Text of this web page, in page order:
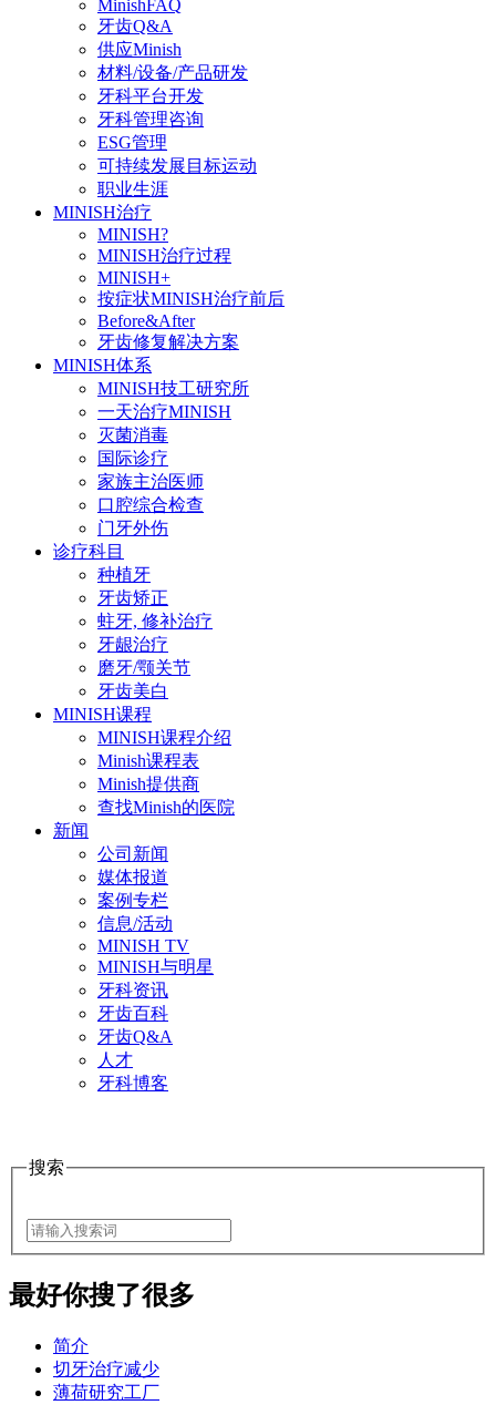
MinishFAQ
牙齿Q&A
供应Minish
材料/设备/产品研发
牙科平台开发
牙科管理咨询
ESG管理
可持续发展目标运动
职业生涯
MINISH治疗
MINISH?
MINISH治疗过程
MINISH+
按症状MINISH治疗前后
Before&After
牙齿修复解决方案
MINISH体系
MINISH技工研究所
一天治疗MINISH
灭菌消毒
国际诊疗
家族主治医师
口腔综合检查
门牙外伤
诊疗科目
种植牙
牙齿矫正
蛀牙, 修补治疗
牙龈治疗
磨牙/颚关节
牙齿美白
MINISH课程
MINISH课程介绍
Minish课程表
Minish提供商
查找Minish的医院
新闻
公司新闻
媒体报道
案例专栏
信息/活动
MINISH TV
MINISH与明星
牙科资讯
牙齿百科
牙齿Q&A
人才
牙科博客
搜索
最好你搜了很多
简介
切牙治疗减少
薄荷研究工厂